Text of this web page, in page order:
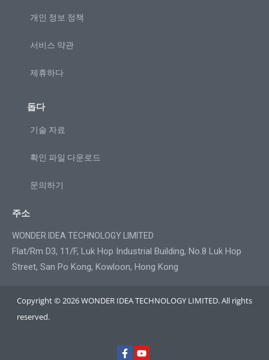
개인 정보 정책
서비스 약관
제휴하다
돕다
기술 자료
확인 파일 다운로드
문의하기
주소
WONDER IDEA TECHNOLOGY LIMITED
Flat/Rm D3, 11/F, Luk Hop Industrial Building, No.8 Luk Hop
Street, San Po Kong, Kowloon, Hong Kong
Copyright © 2026 WONDER IDEA TECHNOLOGY LIMITED. All rights
reserved.